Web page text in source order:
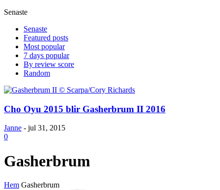
Senaste
Senaste
Featured posts
Most popular
7 days popular
By review score
Random
Cho Oyu 2015 blir Gasherbrum II 2016
Janne - jul 31, 2015
0
Gasherbrum
Hem Gasherbrum